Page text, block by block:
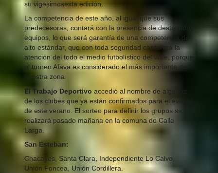
su vigesimosexta edición.
La competencia de este año, al igual que sus
predecesoras, contará con la presencia de destacados
equipos, lo que será garantía de una competencia de
alto estándar, que con toda seguridad capturará la
atención del todo el medio futbolístico del valle, porque
el torneo Afava es considerado el más importante de
nuestra zona.
El Trabajo Deportivo accedió al nombre de algunos
de los clubes que ya están confirmados para el evento
de este verano. El sorteo para definir los grupos se
realizará pasado mañana en la comuna de Calle
Larga.
San Esteban:
Chacayes, Santa Clara, Independiente Lo Calvo,
Unión Foncea, Unión Cordillera.